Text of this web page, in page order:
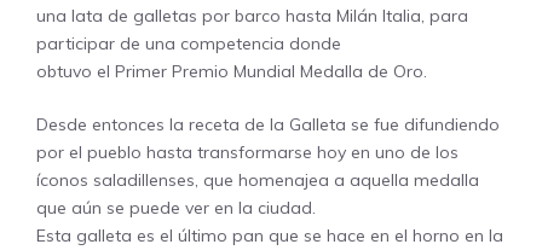
una lata de galletas por barco hasta Milán Italia, para
participar de una competencia donde
obtuvo el Primer Premio Mundial Medalla de Oro.
Desde entonces la receta de la Galleta se fue difundiendo
por el pueblo hasta transformarse hoy en uno de los
íconos saladillenses, que homenajea a aquella medalla
que aún se puede ver en la ciudad.
Esta galleta es el último pan que se hace en el horno en la